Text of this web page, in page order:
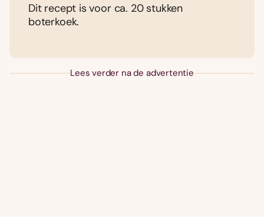
Dit recept is voor ca. 20 stukken
boterkoek.
Lees verder na de advertentie